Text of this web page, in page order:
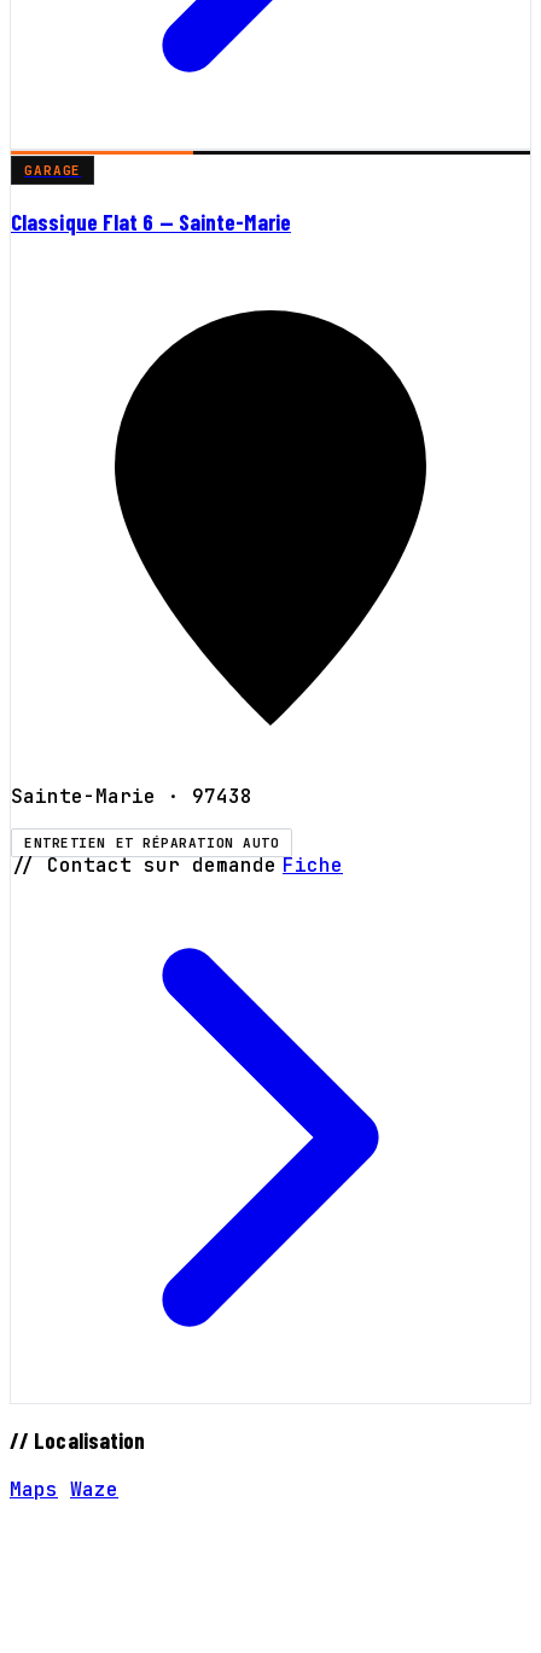
GARAGE
Classique Flat 6 — Sainte-Marie
Sainte-Marie · 97438
ENTRETIEN ET RÉPARATION AUTO
// Contact sur demande Fiche
// Localisation
Maps Waze